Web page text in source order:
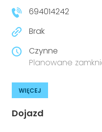
694014242
Brak
Czynne
Planowane
WIĘCEJ
Dojazd